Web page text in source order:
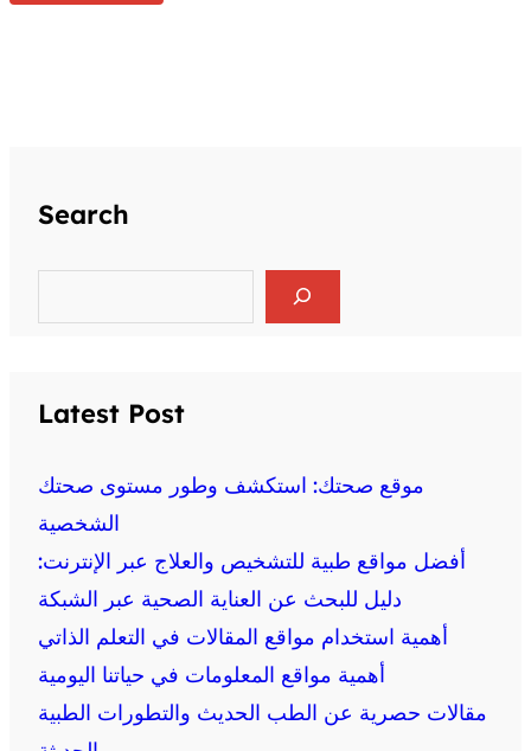
Search
a
Latest Post
موقع صحتك: استكشف وطور مستوى صحتك
الشخصية
أفضل مواقع طبية للتشخيص والعلاج عبر الإنترنت:
دليل للبحث عن العناية الصحية عبر الشبكة
أهمية استخدام مواقع المقالات في التعلم الذاتي
أهمية مواقع المعلومات في حياتنا اليومية
مقالات حصرية عن الطب الحديث والتطورات الطبية